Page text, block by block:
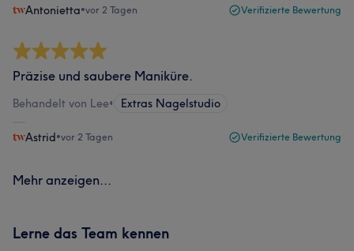
Antonietta•vor 2 Tagen Verifizierte Bewertung
Präzise und saubere Maniküre.
Behandelt von Lee• Extras Nagelstudio
Astrid•vor 2 Tagen Verifizierte Bewertung
Mehr anzeigen...
Lerne das Team kennen